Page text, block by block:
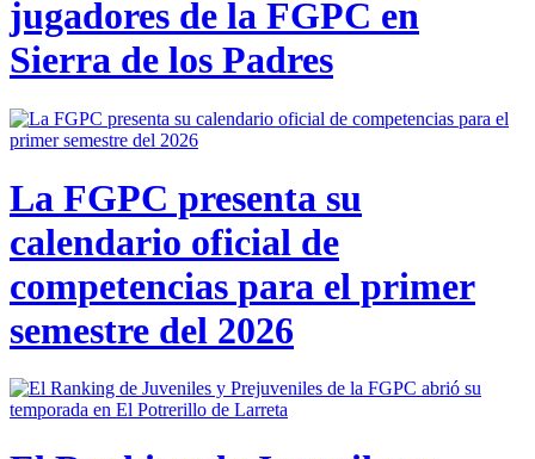
jugadores de la FGPC en
Sierra de los Padres
La FGPC presenta su
calendario oficial de
competencias para el primer
semestre del 2026